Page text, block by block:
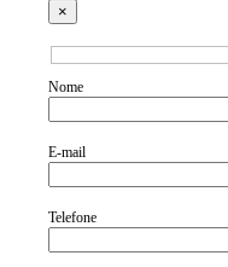
×
Nome
E-mail
Telefone